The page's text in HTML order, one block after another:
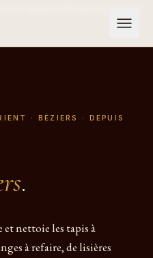
· BÉZIERS · DEPUIS
.
et nettoie les tapis à
à refaire, de lisières